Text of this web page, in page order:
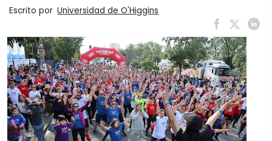
Escrito por Universidad de O'Higgins